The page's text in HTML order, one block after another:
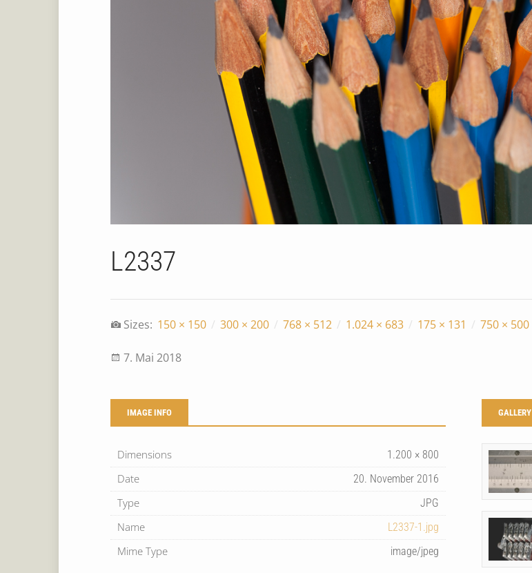
L2337
Sizes: 150 × 150 / 300 × 200 / 768 × 512 / 1.024 × 683 / 175 × 131 / 750 × 500
7. Mai 2018
IMAGE INFO
Dimensions 1.200 × 800
Date 20. November 2016
Type JPG
Name L2337-1.jpg
Mime Type image/jpeg
GALLERY